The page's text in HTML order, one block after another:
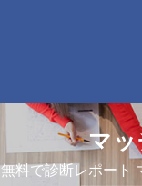
マッ
無料で診断レポート